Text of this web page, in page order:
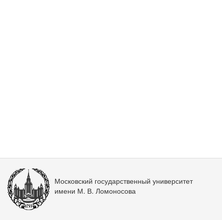
Московский государственный университет
имени М. В. Ломоносова